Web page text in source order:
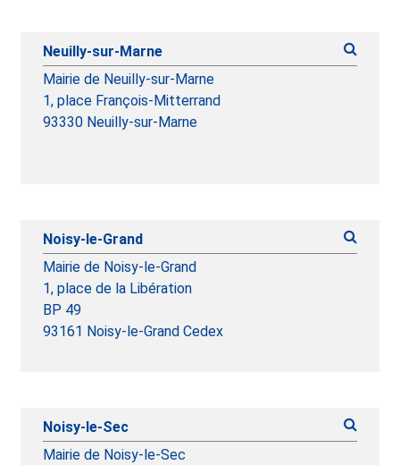
Neuilly-sur-Marne
Mairie de Neuilly-sur-Marne
1, place François-Mitterrand
93330 Neuilly-sur-Marne
Noisy-le-Grand
Mairie de Noisy-le-Grand
1, place de la Libération
BP 49
93161 Noisy-le-Grand Cedex
Noisy-le-Sec
Mairie de Noisy-le-Sec